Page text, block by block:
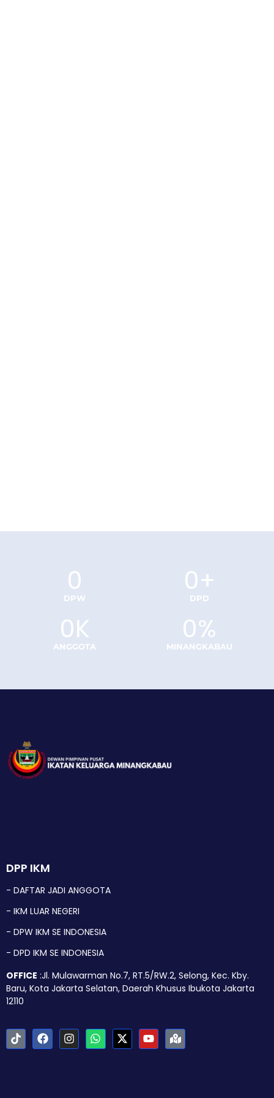
DPW
0
DPD
0+
ANGGOTA
0K
MINANGKABAU
0%
DPP IKM
- DAFTAR JADI ANGGOTA
- IKM LUAR NEGERI
- DPW IKM SE INDONESIA
- DPD IKM SE INDONESIA
OFFICE :Jl. Mulawarman No.7, RT.5/RW.2, Selong, Kec. Kby.
Baru, Kota Jakarta Selatan, Daerah Khusus Ibukota Jakarta
12110